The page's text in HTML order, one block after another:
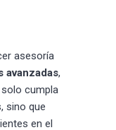
asesoría
avanzadas,
cumpla
sino que
en el